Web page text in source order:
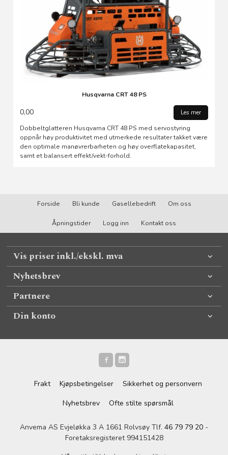
Husqvarna CRT 48 PS
0,00 Les mer
Dobbeltglatteren Husqvarna CRT 48 PS med servostyring
oppnår høy produktivitet med utmerkede resultater takket være
den optimale manøvrerbarheten og høy overflatekapasitet,
samt et balansert effekt/vekt-forhold.
Forside Bli kunde Gasellebedrift Om oss
Åpningstider Logg inn Kontakt oss
Vis priser inkl./ekskl. mva
Nyhetsbrev
Partnere
Din konto
Frakt Kjøpsbetingelser
Sikkerhet og personvern
Nyhetsbrev
Ofte stilte spørsmål
Anvema AS Evjeløkka 3 A 1661 Rolvsøy Tlf. 46 79 79 20 -
Foretaksregisteret 994151428